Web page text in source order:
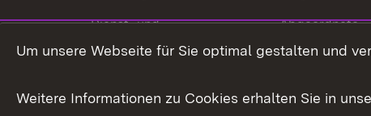
Dienst- und
Versorgungsbezüge
Weitere
Abgeordnete
Um unsere Webseite für Sie optimal gestalten und
Weitere Informationen zu Cookies erhalten Sie in